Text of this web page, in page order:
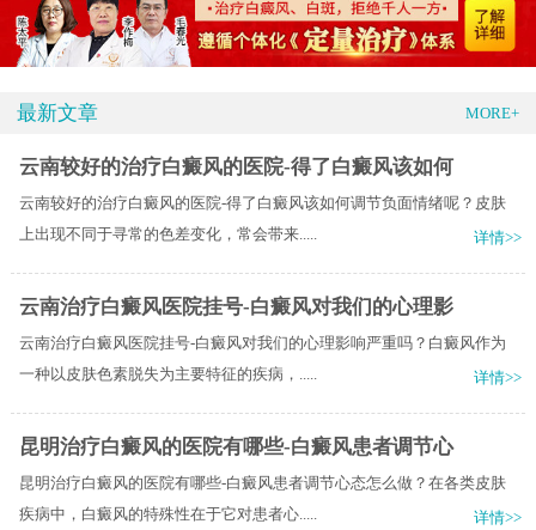
最新文章 MORE+
云南较好的治疗白癜风的医院-得了白癜风该如何
云南较好的治疗白癜风的医院-得了白癜风该如何调节负面情绪呢？皮肤
上出现不同于寻常的色差变化，常会带来.....
详情>>
云南治疗白癜风医院挂号-白癜风对我们的心理影
云南治疗白癜风医院挂号-白癜风对我们的心理影响严重吗？白癜风作为
一种以皮肤色素脱失为主要特征的疾病，.....
详情>>
昆明治疗白癜风的医院有哪些-白癜风患者调节心
昆明治疗白癜风的医院有哪些-白癜风患者调节心态怎么做？在各类皮肤
疾病中，白癜风的特殊性在于它对患者心.....
详情>>